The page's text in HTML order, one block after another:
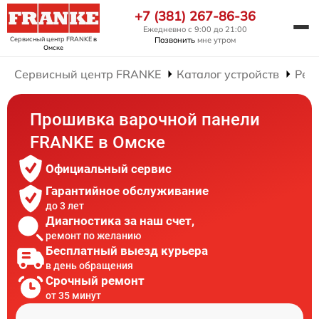
Сервисный центр FRANKEв
Омске
+7 (381) 267-86-36
Ежедневно с 9:00 до 21:00
Позвонить мне утром
Сервисный центр FRANKE Каталог устройств
Прошивка варочной панели
FRANKE в Омске
Официальный сервис
Гарантийное обслуживание
до 3 лет
Диагностика за наш счет,
ремонт по желанию
Бесплатный выезд курьера
в день обращения
Срочный ремонт
от 35 минут